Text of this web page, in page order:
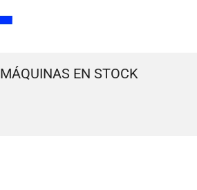
MÁQUINAS EN STOCK